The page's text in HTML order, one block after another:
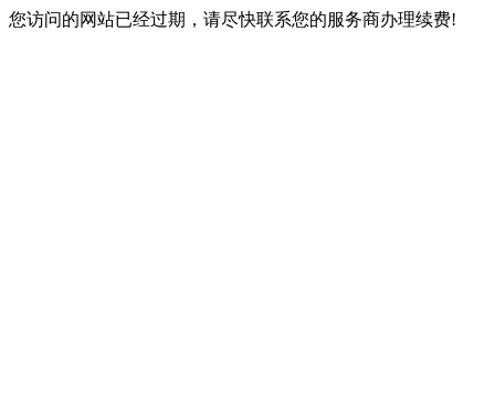
您访问的网站已经过期，请尽快联系您的服务商办理续费!